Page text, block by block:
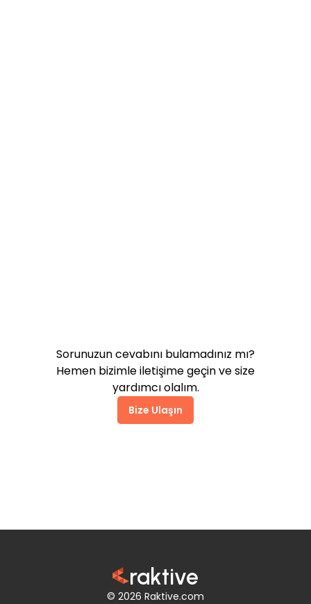
Sorunuzun cevabını bulamadınız mı?
Hemen bizimle iletişime geçin ve size
yardımcı olalım.
Bize Ulaşın
raktive
© 2026 Raktive.com